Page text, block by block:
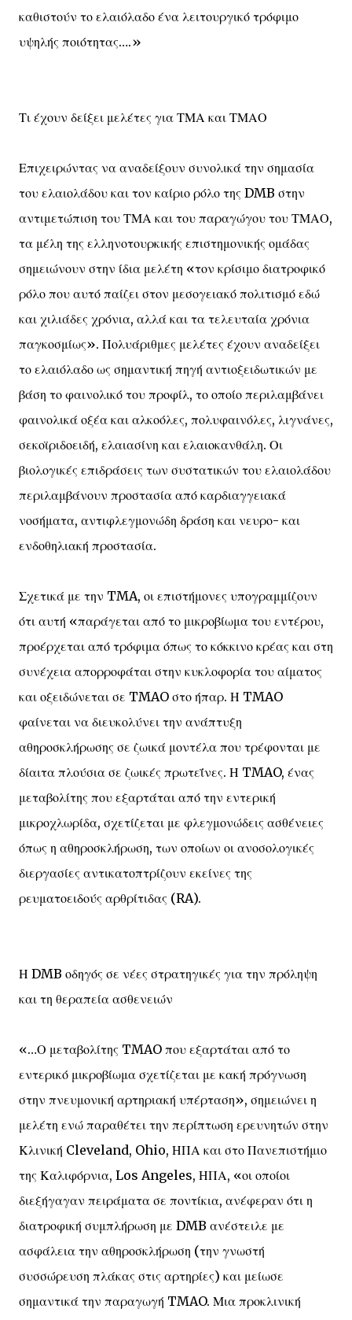
καθιστούν το ελαιόλαδο ένα λειτουργικό τρόφιμο
υψηλής ποιότητας….»
Τι έχουν δείξει μελέτες για ΤΜΑ και ΤΜΑΟ
Επιχειρώντας να αναδείξουν συνολικά την σημασία
του ελαιολάδου και τον καίριο ρόλο της DMB στην
αντιμετώπιση του ΤΜΑ και του παραγώγου του ΤΜΑΟ,
τα μέλη της ελληνοτουρκικής επιστημονικής ομάδας
σημειώνουν στην ίδια μελέτη «τον κρίσιμο διατροφικό
ρόλο που αυτό παίζει στον μεσογειακό πολιτισμό εδώ
και χιλιάδες χρόνια, αλλά και τα τελευταία χρόνια
παγκοσμίως». Πολυάριθμες μελέτες έχουν αναδείξει
το ελαιόλαδο ως σημαντική πηγή αντιοξειδωτικών με
βάση το φαινολικό του προφίλ, το οποίο περιλαμβάνει
φαινολικά οξέα και αλκοόλες, πολυφαινόλες, λιγνάνες,
σεκοϊριδοειδή, ελαιασίνη και ελαιοκανθάλη. Οι
βιολογικές επιδράσεις των συστατικών του ελαιολάδου
περιλαμβάνουν προστασία από καρδιαγγειακά
νοσήματα, αντιφλεγμονώδη δράση και νευρο- και
ενδοθηλιακή προστασία.
Σχετικά με την TMA, οι επιστήμονες υπογραμμίζουν
ότι αυτή «παράγεται από το μικροβίωμα του εντέρου,
προέρχεται από τρόφιμα όπως το κόκκινο κρέας και στη
συνέχεια απορροφάται στην κυκλοφορία του αίματος
και οξειδώνεται σε TMAO στο ήπαρ. Η TMAO
φαίνεται να διευκολύνει την ανάπτυξη
αθηροσκλήρωσης σε ζωικά μοντέλα που τρέφονται με
δίαιτα πλούσια σε ζωικές πρωτεΐνες. Η TMAO, ένας
μεταβολίτης που εξαρτάται από την εντερική
μικροχλωρίδα, σχετίζεται με φλεγμονώδεις ασθένειες
όπως η αθηροσκλήρωση, των οποίων οι ανοσολογικές
διεργασίες αντικατοπτρίζουν εκείνες της
ρευματοειδούς αρθρίτιδας (RA).
Η DMB οδηγός σε νέες στρατηγικές για την πρόληψη
και τη θεραπεία ασθενειών
«…Ο μεταβολίτης TMAO που εξαρτάται από το
εντερικό μικροβίωμα σχετίζεται με κακή πρόγνωση
στην πνευμονική αρτηριακή υπέρταση», σημειώνει η
μελέτη ενώ παραθέτει την περίπτωση ερευνητών στην
Κλινική Cleveland, Ohio, ΗΠΑ και στο Πανεπιστήμιο
της Καλιφόρνια, Los Angeles, ΗΠΑ, «οι οποίοι
διεξήγαγαν πειράματα σε ποντίκια, ανέφεραν ότι η
διατροφική συμπλήρωση με DMB ανέστειλε με
ασφάλεια την αθηροσκλήρωση (την γνωστή
συσσώρευση πλάκας στις αρτηρίες) και μείωσε
σημαντικά την παραγωγή TMAO. Μια προκλινική